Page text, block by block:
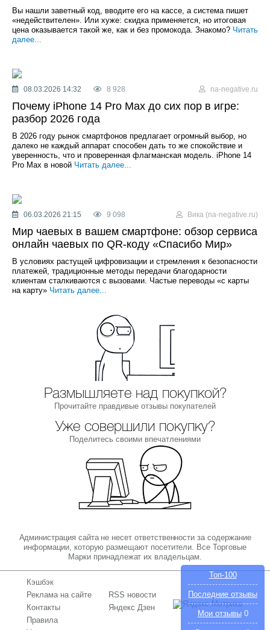
Вы нашли заветный код, вводите его на кассе, а система пишет
«недействителен». Или хуже: скидка применяется, но итоговая
цена оказывается такой же, как и без промокода. Знакомо? Читать
далее...
08.03.2026 14:32 8 928 na-negative.ru
Почему iPhone 14 Pro Max до сих пор в игре:
разбор 2026 года
В 2026 году рынок смартфонов предлагает огромный выбор, но
далеко не каждый аппарат способен дать то же спокойствие и
уверенность, что и проверенная флагманская модель. iPhone 14
Pro Max в новой Читать далее...
06.03.2026 21:15 9 098 Вика (na-negative.ru)
Мир чаевых в вашем смартфоне: обзор сервиса
онлайн чаевых по QR-коду «Спасибо Мир»
В условиях растущей цифровизации и стремления к безопасности
платежей, традиционные методы передачи благодарности
клиентам сталкиваются с вызовами. Частые переводы «с карты
на карту» Читать далее...
Размышляете над покупкой?
Прочитайте правдивые отзывы покупателей
Уже совершили покупку?
Поделитесь своими впечатлениями
Администрация сайта не несет ответственности за содержание
информации, которую размещают посетители. Все Торговые
Марки принадлежат их владельцам.
Кэшбэк
Реклама на сайте
Контакты
Правила
RSS новости
Яндекс Дзен
Топ-100
Последние отзывы
Мои отзывы0